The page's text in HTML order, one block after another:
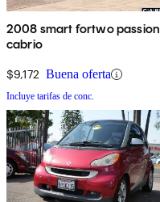
2008 smart fortwo passion
cabrio
$9,172 Buena oferta
Incluye tarifas de conc.